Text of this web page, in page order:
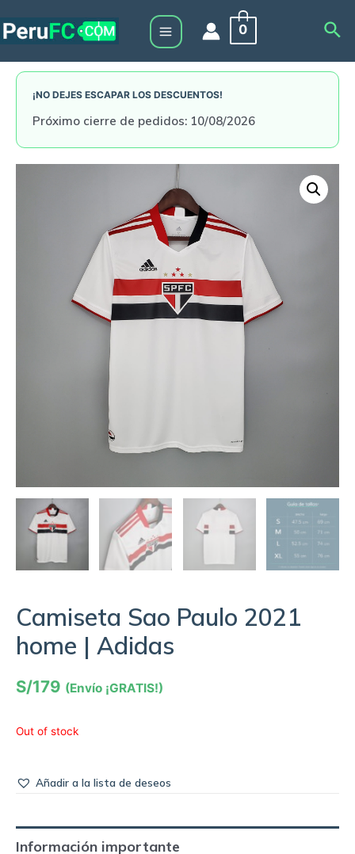
to
Main
Menu
0
¡NO DEJES ESCAPAR LOS DESCUENTOS!
Próximo cierre de pedidos: 10/08/2026
Camiseta Sao Paulo 2021
home | Adidas
S/179 (Envío ¡GRATIS!)
Out of stock
Añadir a la lista de deseos
Información importante